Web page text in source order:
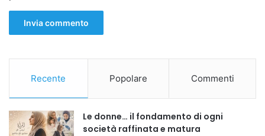
Recente Popolare Commenti
Le donne… il fondamento di ogni
società raffinata e matura